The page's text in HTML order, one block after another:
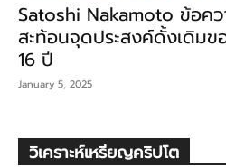
Satoshi Nakamoto ข้อคว
สะท้อนจุดประสงค์ดั้งเดิม
16 ปี
January 5, 2025
วิเคราะห์เหรียญคริปโต